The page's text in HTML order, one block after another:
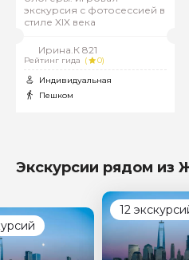
экскурсия с фотосессией в
стиле XIX века
Ирина.К 821
Рейтинг гида (
0)
Индивидуальная
Пешком
Экскурсии рядом из
12